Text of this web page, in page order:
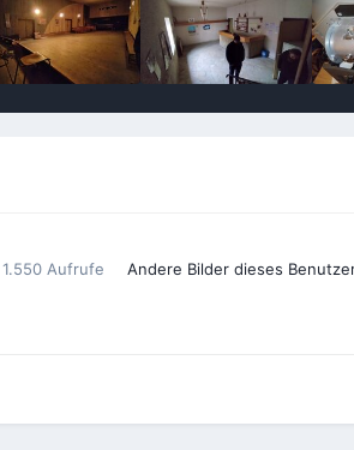
1.550 Aufrufe Andere Bilder dieses